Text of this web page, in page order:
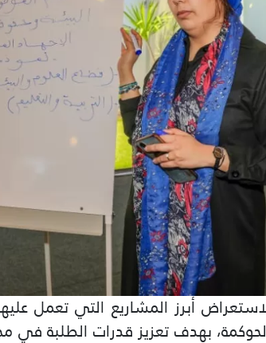
أبرز المشاريع التي تعمل
بهدف تعزيز قدرات الطلبة في